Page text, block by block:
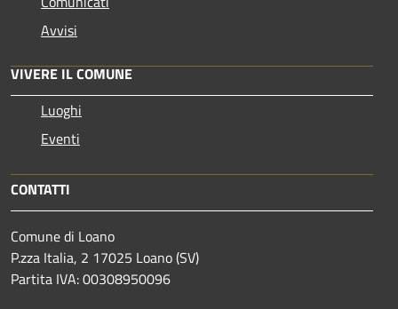
Avvisi
VIVERE IL COMUNE
Luoghi
Eventi
CONTATTI
Comune di Loano
P.zza Italia, 2 17025 Loano (SV)
Partita IVA: 00308950096